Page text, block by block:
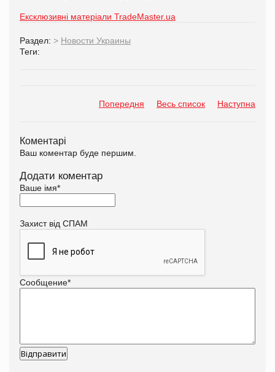
Ексклюзивні матеріали TradeMaster.ua
Раздел: > Новости Украины
Теги:
Попередня Весь список Наступна
Коментарі
Ваш коментар буде першим.
Додати коментар
Ваше імя*
Захист від СПАМ
Сообщение*